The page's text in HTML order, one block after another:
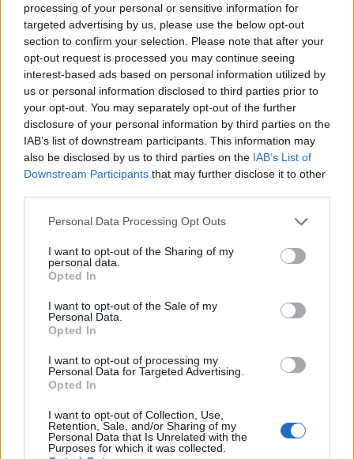
processing of your personal or sensitive information for
targeted advertising by us, please use the below opt-out
section to confirm your selection. Please note that after your
opt-out request is processed you may continue seeing
interest-based ads based on personal information utilized by
us or personal information disclosed to third parties prior to
your opt-out. You may separately opt-out of the further
disclosure of your personal information by third parties on the
IAB’s list of downstream participants. This information may
also be disclosed by us to third parties on the IAB’s List of
Downstream Participants that may further disclose it to other
Personal Data Processing Opt Outs
I want to opt-out of the Sharing of my
personal data.
Opted In
I want to opt-out of the Sale of my
Personal Data.
Opted In
I want to opt-out of processing my
Personal Data for Targeted Advertising.
Opted In
I want to opt-out of Collection, Use,
Retention, Sale, and/or Sharing of my
Personal Data that Is Unrelated with the
Purposes for which it was collected.
Pronta la resa dei conti nel
faccia a faccia Zelensky-
Putin. L'accusa: crimini di
guerra ricordati per secoli